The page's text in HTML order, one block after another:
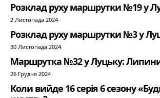
Розклад руху маршрутки №19 у
2 Листопада 2024
Розклад руху маршрутки №3 у
30 Листопада 2024
Маршрутка №32 у Луцьку:
26 Грудня 2024
Коли вийде 16 серія 6 сезону